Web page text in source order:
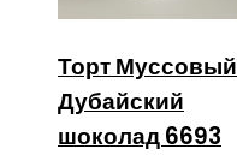
Торт Муссовый
Дубайский
шоколад 6693